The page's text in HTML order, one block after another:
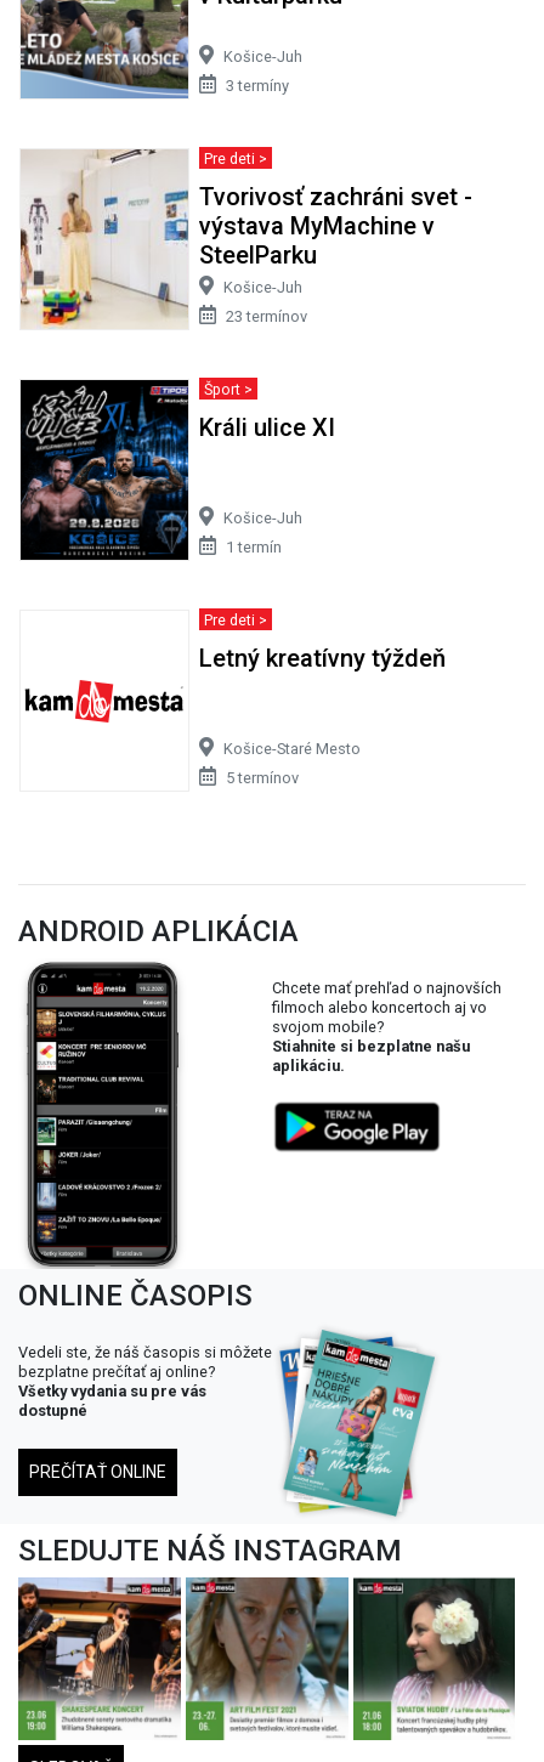
Košice-Juh
3 termíny
Pre deti >
Tvorivosť zachráni svet -
výstava MyMachine v
SteelParku
Košice-Juh
23 termínov
Šport >
Králi ulice XI
Košice-Juh
1 termín
Pre deti >
Letný kreatívny týždeň
Košice-Staré Mesto
5 termínov
ANDROID APLIKÁCIA
Chcete mať prehľad o najnovších
filmoch alebo koncertoch aj vo
svojom mobile?
Stiahnite si bezplatne našu
aplikáciu.
ONLINE ČASOPIS
Vedeli ste, že náš časopis si môžete
bezplatne prečítať aj online?
Všetky vydania su pre vás
dostupné
PREČÍTAŤ ONLINE
SLEDUJTE NÁŠ INSTAGRAM